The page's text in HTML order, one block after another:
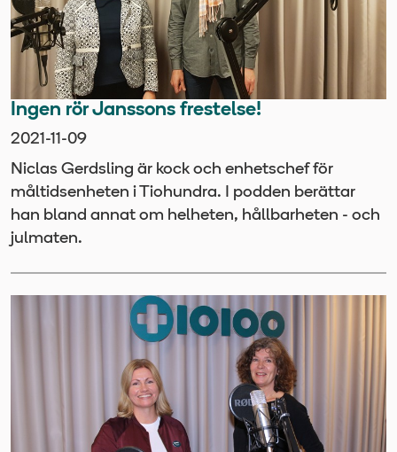
Ingen rör Janssons frestelse!
2021-11-09
Niclas Gerdsling är kock och enhetschef för
måltidsenheten i Tiohundra. I podden berättar
han bland annat om helheten, hållbarheten - och
julmaten.